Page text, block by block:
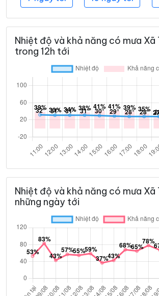
Nhiệt độ và khả năng có mưa Xã
trong 12h tới
Nhiệt độ và khả năng có mưa Xã
những ngày tới